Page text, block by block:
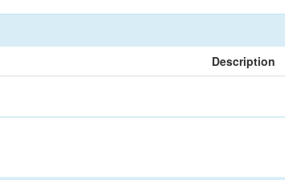
Description